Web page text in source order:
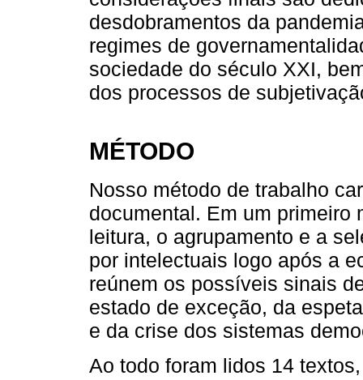
desdobramentos da
regimes de
sociedade do século XXI,
dos processos de
MÉTODO
Nosso método de trabalho
documental. Em um primeiro
leitura, o agrupamento e a
por intelectuais logo após a
reúnem os possíveis sinais
estado de exceção, da
e da crise dos sistemas
Ao todo foram lidos 14